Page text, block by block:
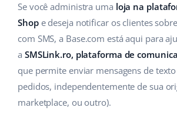
Automação do fluxo de trabalho
Base Connect
IA para ecommerce
Base Analytics
Casa e jardim
Produtos infantis
Peças automotivas
Ajuda
Academy
Serviços
english (US)
english (GB)
english (IN)
čeština
Se você administra uma loja na
Shop e deseja notificar os clientes
com SMS, a Base.com está aqui para
a SMSLink.ro, plataforma de
que permite enviar mensagens de
pedidos, independentemente de sua
marketplace, ou outro).